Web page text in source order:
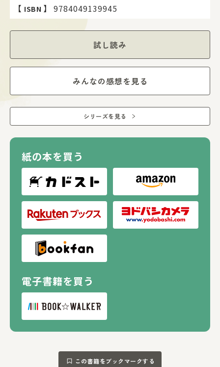
【 ISBN 】 9784049139945
試し読み
みんなの感想を見る
シリーズを見る
紙の本を買う
電子書籍を買う
この書籍をブックマークする